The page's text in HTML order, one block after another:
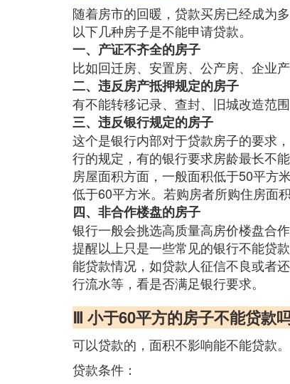
随着房市的回暖，贷款买房已经成为
以下几种房子是不能申请贷款。
一、产证不齐全的房子
比如回迁房、安置房、公产房、企业
二、违反房产抵押规定的房子
有不能转移记录、查封、旧城改造范
三、违反银行规定的房子
这个是银行内部对于贷款房子的要求
行的规定，有的银行要求房龄最长不
房屋面积方面，一般面积低于50平方
低于60平方米。若购房者所购住房面
四、非合作楼盘的房子
银行一般会挑选高质量高房价楼盘合
提醒以上只是一些常见的银行不能贷
能贷款情况，如贷款人征信不良或者
行流水等，看是否满足银行要求。
Ⅲ 小于60平方的房子不能贷款
可以贷款的，面积不影响能不能贷款。
贷款条件：